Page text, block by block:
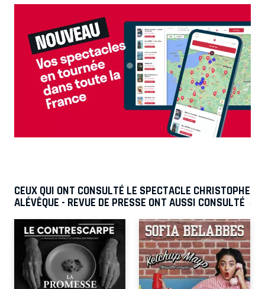
CEUX QUI ONT CONSULTÉ LE SPECTACLE CHRISTOPHE
ALÉVÊQUE - REVUE DE PRESSE ONT AUSSI CONSULTÉ